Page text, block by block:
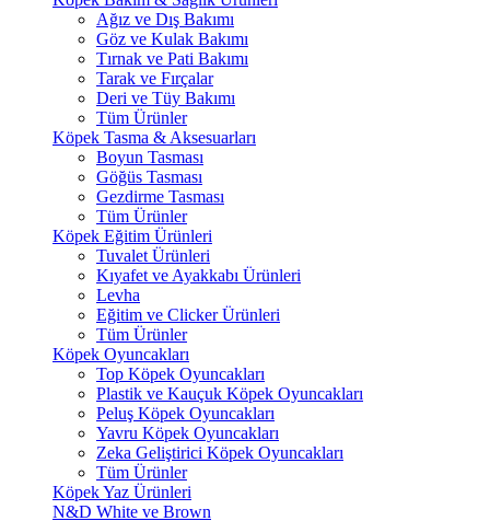
Ağız ve Dış Bakımı
Göz ve Kulak Bakımı
Tırnak ve Pati Bakımı
Tarak ve Fırçalar
Deri ve Tüy Bakımı
Tüm Ürünler
Köpek Tasma & Aksesuarları
Boyun Tasması
Göğüs Tasması
Gezdirme Tasması
Tüm Ürünler
Köpek Eğitim Ürünleri
Tuvalet Ürünleri
Kıyafet ve Ayakkabı Ürünleri
Levha
Eğitim ve Clicker Ürünleri
Tüm Ürünler
Köpek Oyuncakları
Top Köpek Oyuncakları
Plastik ve Kauçuk Köpek Oyuncakları
Peluş Köpek Oyuncakları
Yavru Köpek Oyuncakları
Zeka Geliştirici Köpek Oyuncakları
Tüm Ürünler
Köpek Yaz Ürünleri
N&D White ve Brown